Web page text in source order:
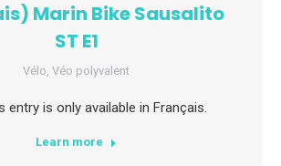
Marin Bike Sausalito
ST E1
Vélo, Véo polyvalent
entry is only available in Français.
Learn more